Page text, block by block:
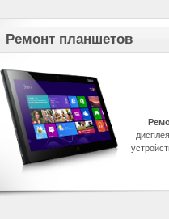
Ремонт планшетов